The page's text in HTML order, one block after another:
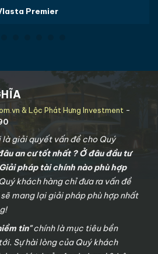
bao gồm Ascendas Reit,
China Trust, Ascendas India
trên hơn 149 thành phố lớn
cộng 637 dự án bất động sản,
lớn nhất là Singapore và Trung
và Indonesia.
Premier
& Lộc Phát Hưng Investment -
giải quyết vấn đề cho Quý
an cư tốt nhất ? Ở đâu đầu tư
pháp tài chính nào phù hợp
khách hàng chỉ đưa ra vấn đề
mang lại giải pháp phù hợp nhất
tin"chính là mục tiêu bền
Sự hài lòng của Quý khách